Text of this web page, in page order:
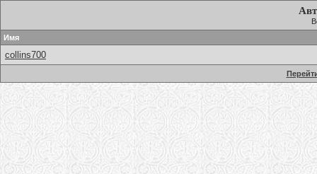
Имя
collins700